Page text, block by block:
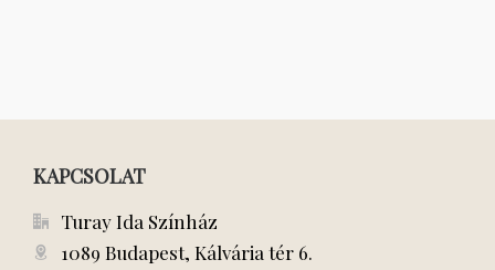
KAPCSOLAT
Turay Ida Színház
1089 Budapest, Kálvária tér 6.